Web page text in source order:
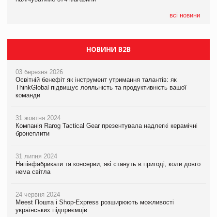
всі новини
НОВИНИ B2B
03 березня 2026
Освітній бенефіт як інструмент утримання талантів: як
ThinkGlobal підвищує лояльність та продуктивність вашої
команди
31 жовтня 2024
Компанія Rarog Tactical Gear презентувала надлегкі керамічні
бронеплити
31 липня 2024
Напівфабрикати та консерви, які стануть в пригоді, коли довго
нема світла
24 червня 2024
Meest Пошта і Shop-Express розширюють можливості
українських підприємців